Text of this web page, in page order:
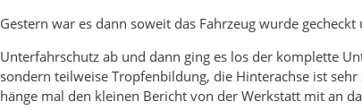
Gestern war es dann soweit das Fahrzeug wurde
Unterfahrschutz ab und dann ging es los der komplette
sondern teilweise Tropfenbildung, die Hinterachse ist
hänge mal den kleinen Bericht von der Werkstatt mit an